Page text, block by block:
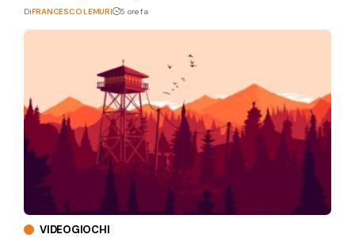
DiFRANCESCO LEMURI 5 ore fa
VIDEOGIOCHI